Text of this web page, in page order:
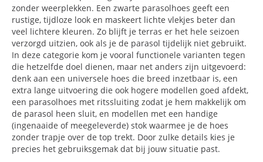
zonder weerplekken. Een zwarte parasolhoes geeft een
rustige, tijdloze look en maskeert lichte vlekjes beter dan
veel lichtere kleuren. Zo blijft je terras er het hele seizoen
verzorgd uitzien, ook als je de parasol tijdelijk niet gebruikt.
In deze categorie kom je vooral functionele varianten tegen
die hetzelfde doel dienen, maar net anders zijn uitgevoerd:
denk aan een universele hoes die breed inzetbaar is, een
extra lange uitvoering die ook hogere modellen goed afdekt,
een parasolhoes met ritssluiting zodat je hem makkelijk om
de parasol heen sluit, en modellen met een handige
(ingenaaide of meegeleverde) stok waarmee je de hoes
zonder trapje over de top trekt. Door zulke details kies je
precies het gebruiksgemak dat bij jouw situatie past.